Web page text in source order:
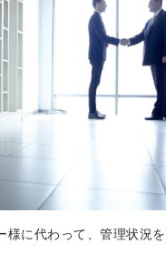
様に代わって、管理状況